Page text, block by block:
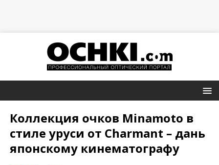
Коллекция очков Minamoto в
стиле уруси от Charmant – дань
японскому кинематографу